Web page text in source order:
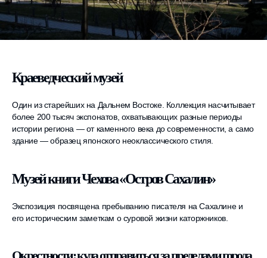
Краеведческий музей
Один из старейших на Дальнем Востоке. Коллекция насчитывает
более 200 тысяч экспонатов, охватывающих разные периоды
истории региона — от каменного века до современности, а само
здание — образец японского неоклассического стиля.
Музей книги Чехова «Остров Сахалин»
Экспозиция посвящена пребыванию писателя на Сахалине и
его историческим заметкам о суровой жизни каторжников.